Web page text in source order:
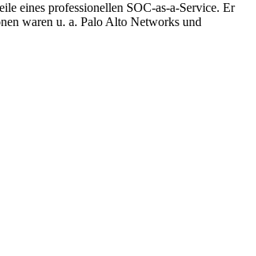
eines professionellen SOC-as-a-Service. Er
waren u. a. Palo Alto Networks und